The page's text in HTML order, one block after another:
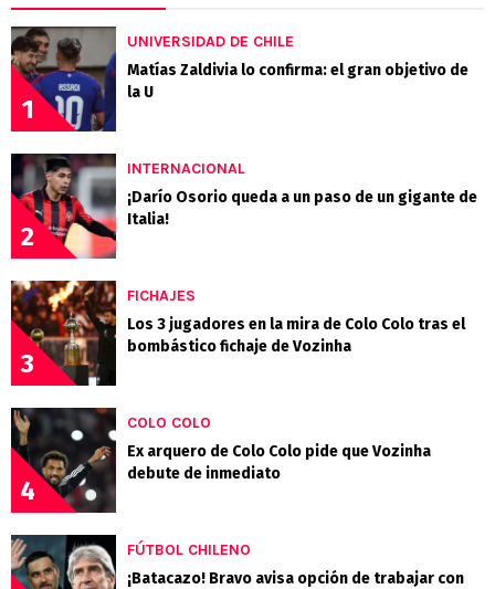
1
UNIVERSIDAD DE CHILE
Matías Zaldivia lo confirma: el gran objetivo de
la U
2
INTERNACIONAL
¡Darío Osorio queda a un paso de un gigante de
Italia!
3
FICHAJES
Los 3 jugadores en la mira de Colo Colo tras el
bombástico fichaje de Vozinha
4
COLO COLO
Ex arquero de Colo Colo pide que Vozinha
debute de inmediato
FÚTBOL CHILENO
¡Batacazo! Bravo avisa opción de trabajar con